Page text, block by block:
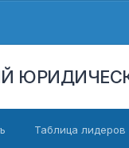
Таблица лидеров